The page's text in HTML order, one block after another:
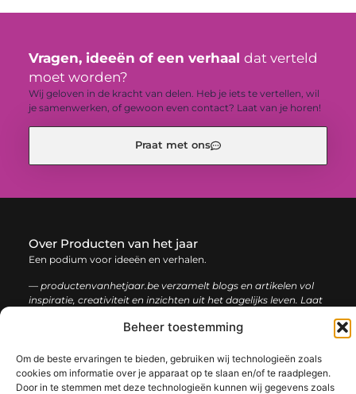
Beheer toestemming
Om de beste ervaringen te bieden, gebruiken wij technologieën zoals
cookies om informatie over je apparaat op te slaan en/of te raadplegen.
Door in te stemmen met deze technologieën kunnen wij gegevens zoals
Vragen, ideeën of een verhaal dat verteld
moet worden?
Wij geloven in de kracht van delen. Heb je iets te vertellen, wil
je samenwerken, of gewoon even contact? Laat van je horen!
Praat met ons
Over Producten van het jaar
Een podium voor ideeën en verhalen.
— productenvanhetjaar.be verzamelt blogs en artikelen vol
inspiratie, creativiteit en inzichten uit het dagelijks leven. Laat
Onze
informatie
Bericht categorie